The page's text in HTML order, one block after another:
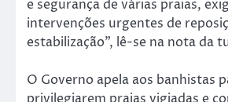
e segurança de várias praias,
intervenções urgentes de
estabilização”, lê-se na nota da
O Governo apela aos banhistas